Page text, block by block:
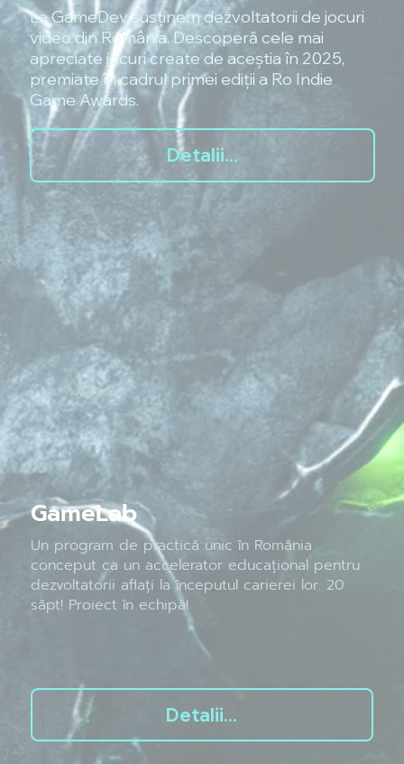
La GameDev susținem dezvoltatorii de jocuri
video din România. Descoperă cele mai
apreciate jocuri create de aceștia în 2025,
premiate în cadrul primei ediții a Ro Indie
Game Awards.
Detalii...
Detalii...
Un program de practică unic în România
conceput ca un accelerator educațional pentru
dezvoltatorii aflați la începutul carierei lor. 20
săpt! Proiect în echipă!
GameLab